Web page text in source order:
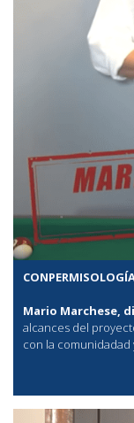
Mario Marchese,
alcances del
con la